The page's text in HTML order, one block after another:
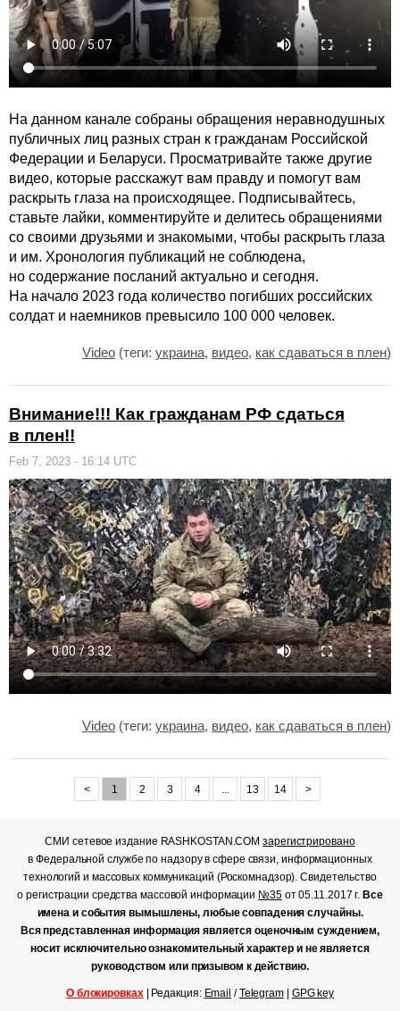
На данном канале собраны обращения неравнодушных
публичных лиц разных стран к гражданам Российской
Федерации и Беларуси. Просматривайте также другие
видео, которые расскажут вам правду и помогут вам
раскрыть глаза на происходящее. Подписывайтесь,
ставьте лайки, комментируйте и делитесь обращениями
со своими друзьями и знакомыми, чтобы раскрыть глаза
и им. Хронология публикаций не соблюдена,
но содержание посланий актуально и сегодня.
На начало 2023 года количество погибших российских
солдат и наемников превысило 100 000 человек.
Video (теги: украина, видео, как сдаваться в плен)
Внимание!!! Как гражданам РФ сдаться
в плен!!
Feb 7, 2023 - 16:14 UTC
Video (теги: украина, видео, как сдаваться в плен)
< 1 2 3 4 ... 13 14 >
СМИ сетевое издание RASHKOSTAN.COMзарегистрировано
в Федеральной службе по надзору в сфере связи, информационных
технологий и массовых коммуникаций (Роскомнадзор). Свидетельство
о регистрации средства массовой информации №35от 05.11.2017 г. Все
имена и события вымышлены, любые совпадения случайны.
Вся представленная информация является оценочным суждением,
носит исключительно ознакомительный характер и не является
руководством или призывом к действию.
О блокировках| Редакция: Email /Telegram| GPG key